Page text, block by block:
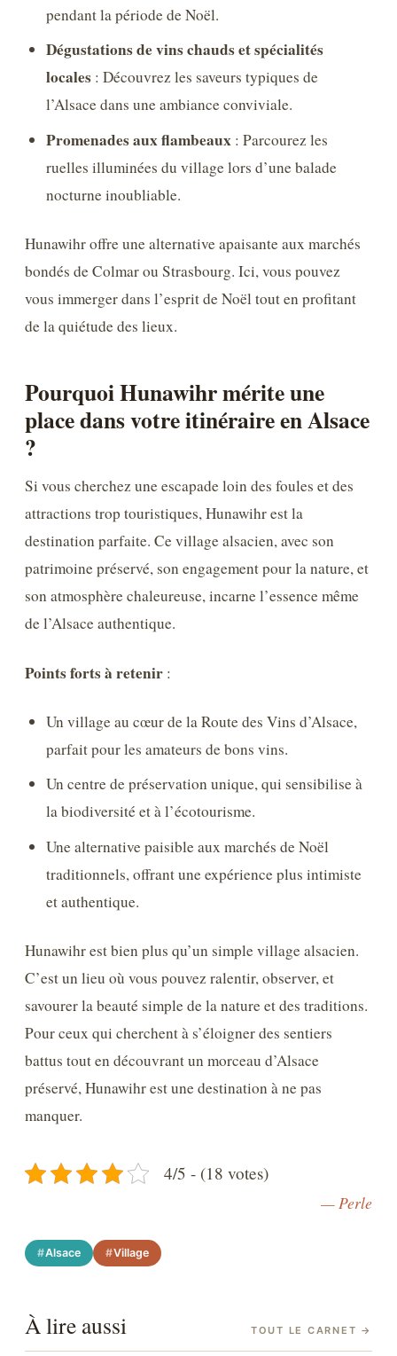
pendant la période de Noël.
Dégustations de vins chauds et spécialités
locales : Découvrez les saveurs typiques de
l’Alsace dans une ambiance conviviale.
Promenades aux flambeaux : Parcourez les
ruelles illuminées du village lors d’une balade
nocturne inoubliable.
Hunawihr offre une alternative apaisante aux marchés
bondés de Colmar ou Strasbourg. Ici, vous pouvez
vous immerger dans l’esprit de Noël tout en profitant
de la quiétude des lieux.
Pourquoi Hunawihr mérite une
place dans votre itinéraire en Alsace
?
Si vous cherchez une escapade loin des foules et des
attractions trop touristiques, Hunawihr est la
destination parfaite. Ce village alsacien, avec son
patrimoine préservé, son engagement pour la nature, et
son atmosphère chaleureuse, incarne l’essence même
de l’Alsace authentique.
Points forts à retenir :
Un village au cœur de la Route des Vins d’Alsace,
parfait pour les amateurs de bons vins.
Un centre de préservation unique, qui sensibilise à
la biodiversité et à l’écotourisme.
Une alternative paisible aux marchés de Noël
traditionnels, offrant une expérience plus intimiste
et authentique.
Hunawihr est bien plus qu’un simple village alsacien.
C’est un lieu où vous pouvez ralentir, observer, et
savourer la beauté simple de la nature et des traditions.
Pour ceux qui cherchent à s’éloigner des sentiers
battus tout en découvrant un morceau d’Alsace
préservé, Hunawihr est une destination à ne pas
manquer.
4/5 - (18 votes)
— Perle
Alsace Village
À lire aussi TOUT LE CARNET →